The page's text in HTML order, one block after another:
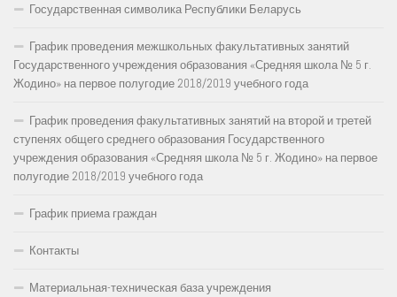
Государственная символика Республики Беларусь
График проведения межшкольных факультативных занятий
Государственного учреждения образования «Средняя школа № 5 г.
Жодино» на первое полугодие 2018/2019 учебного года
График проведения факультативных занятий на второй и третей
ступенях общего среднего образования Государственного
учреждения образования «Средняя школа № 5 г. Жодино» на первое
полугодие 2018/2019 учебного года
График приема граждан
Контакты
Материальная-техническая база учреждения